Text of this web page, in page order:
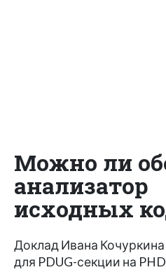
Можно ли
анализатор
исходных
Доклад Ивана Кочуркина
для PDUG-секции на